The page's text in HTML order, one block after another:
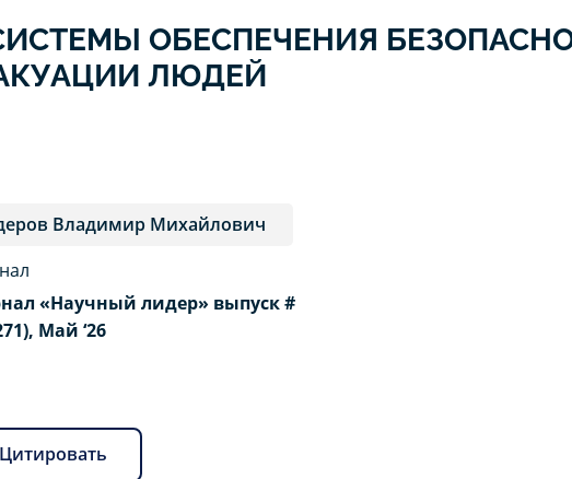
ОБЕСПЕЧЕНИЯ
ЛЮДЕЙ
Владимир Михайлович
«Научный лидер» выпуск #
Май ‘26
Цитировать